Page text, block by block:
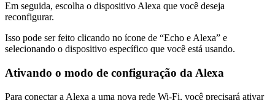
Em seguida, escolha o dispositivo Alexa que você deseja
reconfigurar.
Isso pode ser feito clicando no ícone de “Echo e Alexa” e
selecionando o dispositivo específico que você está usando.
Ativando o modo de configuração da Alexa
Para conectar a Alexa a uma nova rede Wi-Fi, você precisará ativar